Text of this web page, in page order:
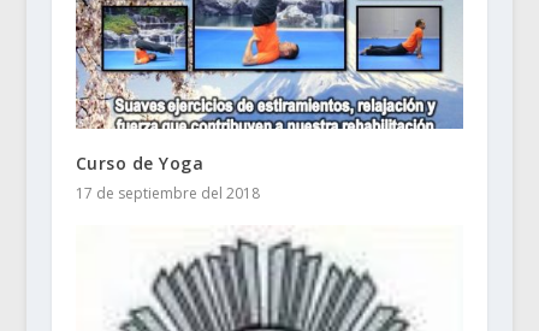
Curso de Yoga
17 de septiembre del 2018